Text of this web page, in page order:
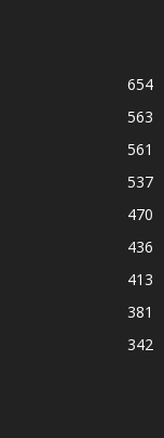
654
563
561
537
470
436
413
381
342